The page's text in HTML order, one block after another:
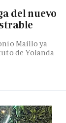
del nuevo
Maíllo ya
de Yolanda